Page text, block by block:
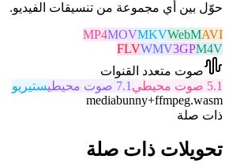
حوّل بين أي مجموعة من تنسيقات الفيديو.
MP4MOVMKVWebMAVI
FLVWMV3GPM4V
صوت متعدد القنوات
5.1 صوت محيطي
7.1 صوت محيطي
ستيريو
mediabunny+ffmpeg.wasm
ذات صلة
تحويلات ذات صلة